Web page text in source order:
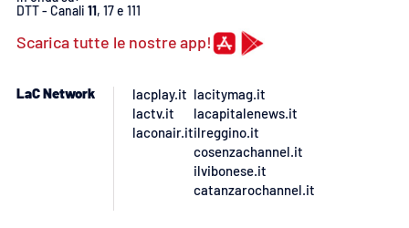
PROGETTI
SPECIALI
DTT - Canali 11, 17 e 111
Scarica tutte le nostre app!
LaC Network
lacplay.it
lactv.it
laconair.it
lacitymag.it
lacapitalenews.it
ilreggino.it
cosenzachannel.it
ilvibonese.it
catanzarochannel.it